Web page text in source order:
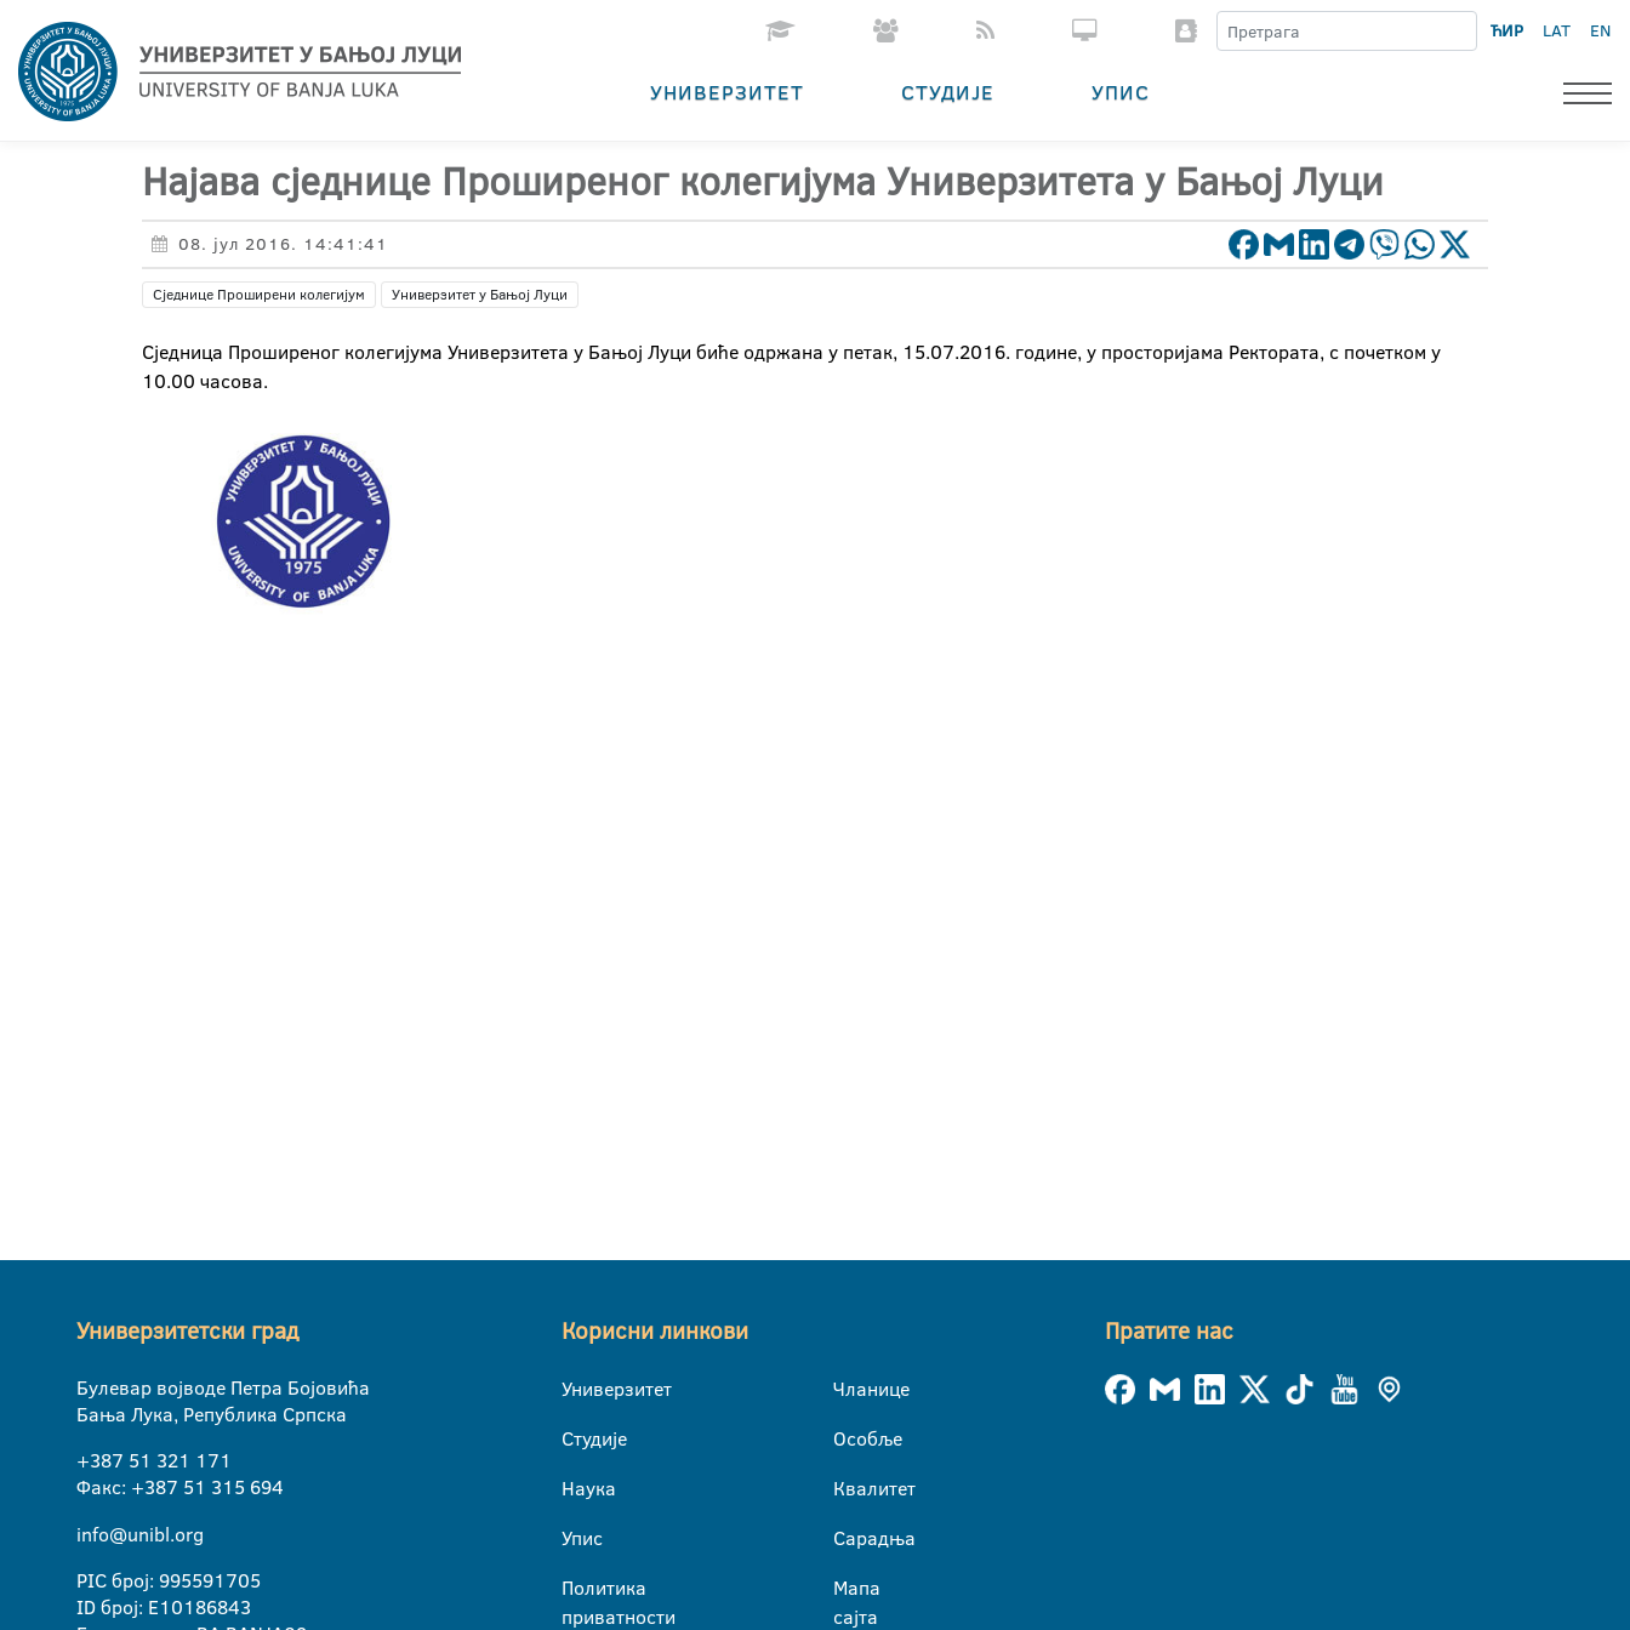
ЋИР LAT EN
УНИВЕРЗИТЕТ СТУДИЈЕ УПИС
Најава сједнице Проширеног колегијума Универзитета у Бањој Луци
08. јул 2016. 14:41:41
Сједнице Проширени колегијум Универзитет у Бањој Луци
Сједница Проширеног колегијума Универзитета у Бањој Луци биће одржана у петак, 15.07.2016. године, у просторијама Ректората, с почетком у
10.00 часова.
Универзитетски град
Булевар војводе Петра Бојовића
Бања Лука, Република Српска
+387 51 321 171
Факс: +387 51 315 694
info@unibl.org
PIC број: 995591705
ID број: E10186843
Корисни линкови
Универзитет
Студије
Наука
Упис
Политика
приватности
Чланице
Особље
Квалитет
Сарадња
Мапа
сајта
Пратите нас